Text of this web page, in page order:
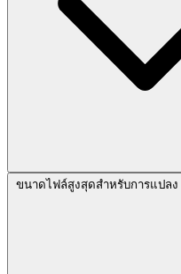
ขนาดไฟล์สูงสุดสำหรับการแปลง